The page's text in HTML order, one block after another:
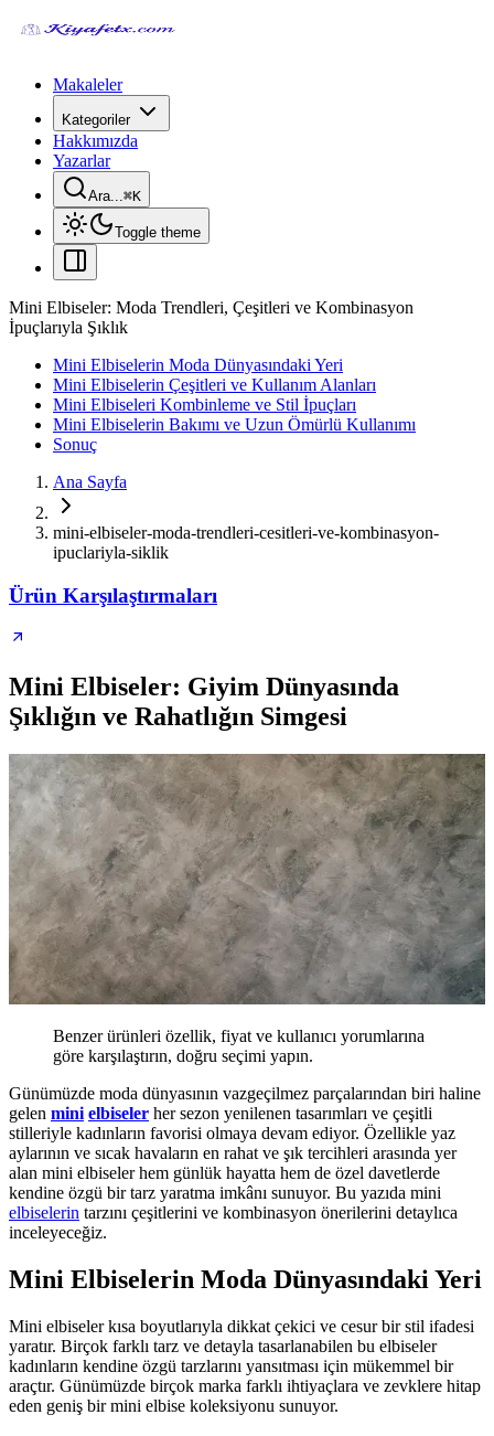
Makaleler
Kategoriler
Hakkımızda
Yazarlar
Ara...⌘K
Toggle theme
Mini Elbiseler: Moda Trendleri, Çeşitleri ve Kombinasyon
İpuçlarıyla Şıklık
Mini Elbiselerin Moda Dünyasındaki Yeri
Mini Elbiselerin Çeşitleri ve Kullanım Alanları
Mini Elbiseleri Kombinleme ve Stil İpuçları
Mini Elbiselerin Bakımı ve Uzun Ömürlü Kullanımı
Sonuç
Ana Sayfa
mini-elbiseler-moda-trendleri-cesitleri-ve-kombinasyon-
ipuclariyla-siklik
Ürün Karşılaştırmaları
Mini Elbiseler: Giyim Dünyasında
Şıklığın ve Rahatlığın Simgesi
Benzer ürünleri özellik, fiyat ve kullanıcı yorumlarına
göre karşılaştırın, doğru seçimi yapın.
Günümüzde moda dünyasının vazgeçilmez parçalarından biri haline
gelen mini elbiseler her sezon yenilenen tasarımları ve çeşitli
stilleriyle kadınların favorisi olmaya devam ediyor. Özellikle yaz
aylarının ve sıcak havaların en rahat ve şık tercihleri arasında yer
alan mini elbiseler hem günlük hayatta hem de özel davetlerde
kendine özgü bir tarz yaratma imkânı sunuyor. Bu yazıda mini
elbiselerin tarzını çeşitlerini ve kombinasyon önerilerini detaylıca
inceleyeceğiz.
Mini Elbiselerin Moda Dünyasındaki Yeri
Mini elbiseler kısa boyutlarıyla dikkat çekici ve cesur bir stil ifadesi
yaratır. Birçok farklı tarz ve detayla tasarlanabilen bu elbiseler
kadınların kendine özgü tarzlarını yansıtması için mükemmel bir
araçtır. Günümüzde birçok marka farklı ihtiyaçlara ve zevklere hitap
eden geniş bir mini elbise koleksiyonu sunuyor.